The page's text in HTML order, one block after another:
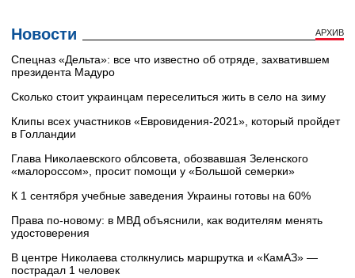
Новости АРХИВ
Cпецназ «Дельта»: все что известно об отряде, захватившем
президента Мадуро
Сколько стоит украинцам переселиться жить в село на зиму
Клипы всех участников «Евровидения-2021», который пройдет
в Голландии
Глава Николаевского облсовета, обозвавшая Зеленского
«малороссом», просит помощи у «Большой семерки»
К 1 сентября учебные заведения Украины готовы на 60%
Права по-новому: в МВД объяснили, как водителям менять
удостоверения
В центре Николаева столкнулись маршрутка и «КамАЗ» —
пострадал 1 человек